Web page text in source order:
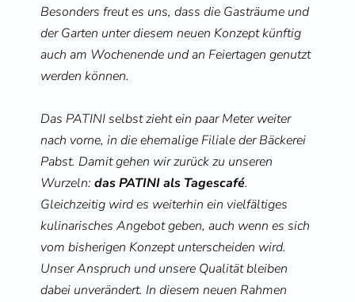
Besonders freut es uns, dass die Gasträume und
der Garten unter diesem neuen Konzept künftig
auch am Wochenende und an Feiertagen genutzt
werden können.
Das PATINI selbst zieht ein paar Meter weiter
nach vorne, in die ehemalige Filiale der Bäckerei
Pabst. Damit gehen wir zurück zu unseren
Wurzeln: das PATINI als Tagescafé.
Gleichzeitig wird es weiterhin ein vielfältiges
kulinarisches Angebot geben, auch wenn es sich
vom bisherigen Konzept unterscheiden wird.
Unser Anspruch und unsere Qualität bleiben
dabei unverändert. In diesem neuen Rahmen